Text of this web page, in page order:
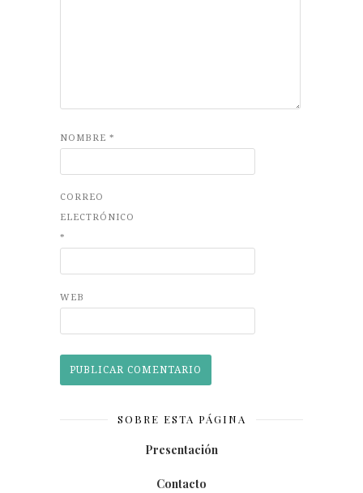
NOMBRE *
CORREO
ELECTRÓNICO
*
WEB
SOBRE ESTA PÁGINA
Presentación
Contacto